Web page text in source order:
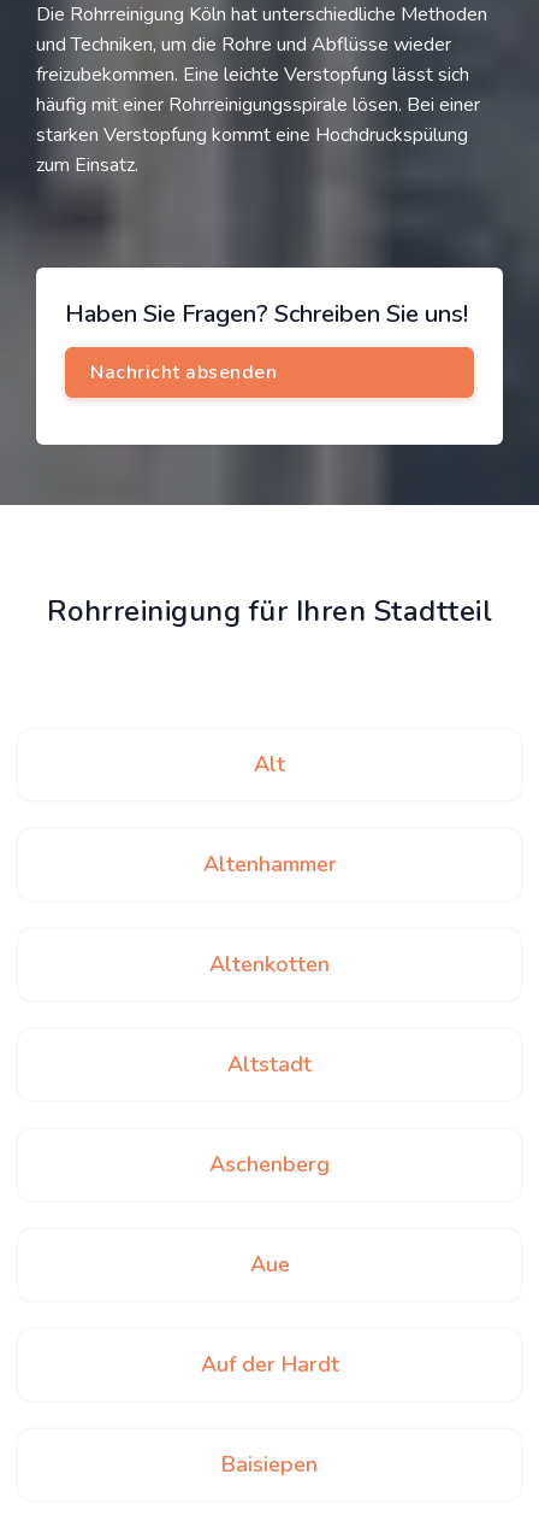
Die Rohrreinigung Köln hat unterschiedliche Methoden
und Techniken, um die Rohre und Abflüsse wieder
freizubekommen. Eine leichte Verstopfung lässt sich
häufig mit einer Rohrreinigungsspirale lösen. Bei einer
starken Verstopfung kommt eine Hochdruckspülung
zum Einsatz.
Haben Sie Fragen? Schreiben Sie uns!
Rohrreinigung für Ihren Stadtteil
Alt
Altenhammer
Altenkotten
Altstadt
Aschenberg
Aue
Auf der Hardt
Baisiepen